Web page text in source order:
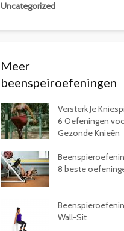
Uncategorized
Meer
beenspeiroefeningen
Versterk Je
6 Oefeningen
Gezonde Knieën
8 beste
Wall-Sit